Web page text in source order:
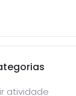
atividade